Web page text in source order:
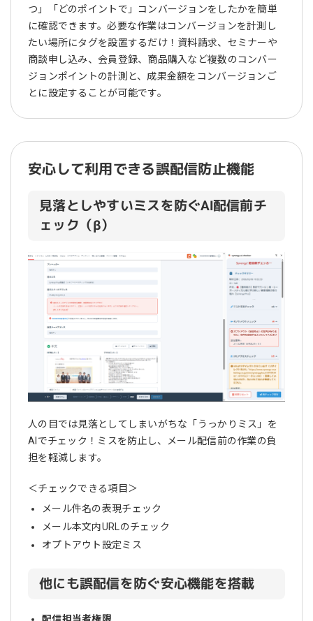
つ」「どのポイントで」コンバージョンをしたかを簡単
に確認できます。必要な作業はコンバージョンを計測し
たい場所にタグを設置するだけ！資料請求、セミナーや
商談申し込み、会員登録、商品購入など複数のコンバー
ジョンポイントの計測と、成果金額をコンバージョンご
とに設定することが可能です。
安心して利用できる誤配信防止機能
見落としやすいミスを防ぐAI配信前チ
ェック（β）
人の目では見落としてしまいがちな「うっかりミス」を
AIでチェック！ミスを防止し、メール配信前の作業の負
担を軽減します。
＜チェックできる項目＞
メール件名の表現チェック
メール本文内URLのチェック
オプトアウト設定ミス
他にも誤配信を防ぐ安心機能を搭載